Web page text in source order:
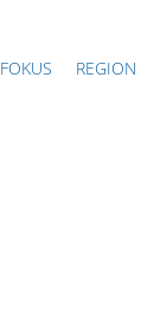
REGION